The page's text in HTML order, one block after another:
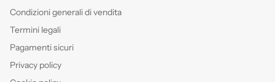
Condizioni generali di vendita
Termini legali
Pagamenti sicuri
Privacy policy